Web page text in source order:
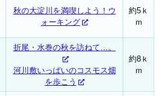
秋の大淀川を満喫しよう！ウ
ォーキング
約5ｋ
ｍ
折尾・水巻の秋を訪ねて…。
河川敷いっぱいのコスモス畑
を歩こう
約8ｋ
ｍ